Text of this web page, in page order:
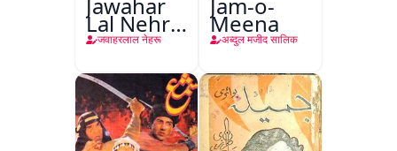
Lal Nehru
Ki
(Jang-e-
Azadi)
जवाहरलाल नेहरू
Meena
अब्दुल मजीद सालिक